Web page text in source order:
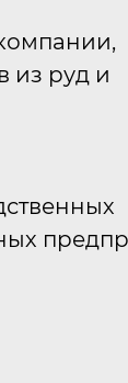
из руд и